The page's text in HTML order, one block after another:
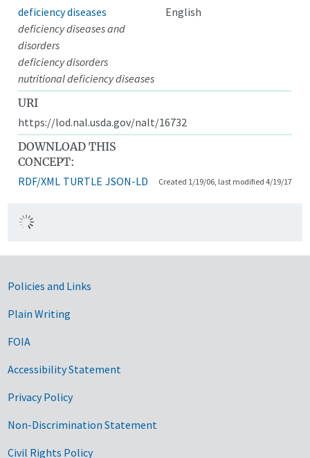
deficiency diseases
English
deficiency diseases and
disorders
deficiency disorders
nutritional deficiency diseases
URI
https://lod.nal.usda.gov/nalt/16732
DOWNLOAD THIS
CONCEPT:
RDF/XML TURTLE JSON-LD Created 1/19/06, last modified 4/19/17
Government Links
Policies and Links
Plain Writing
FOIA
Accessibility Statement
Privacy Policy
Non-Discrimination Statement
Civil Rights Policy